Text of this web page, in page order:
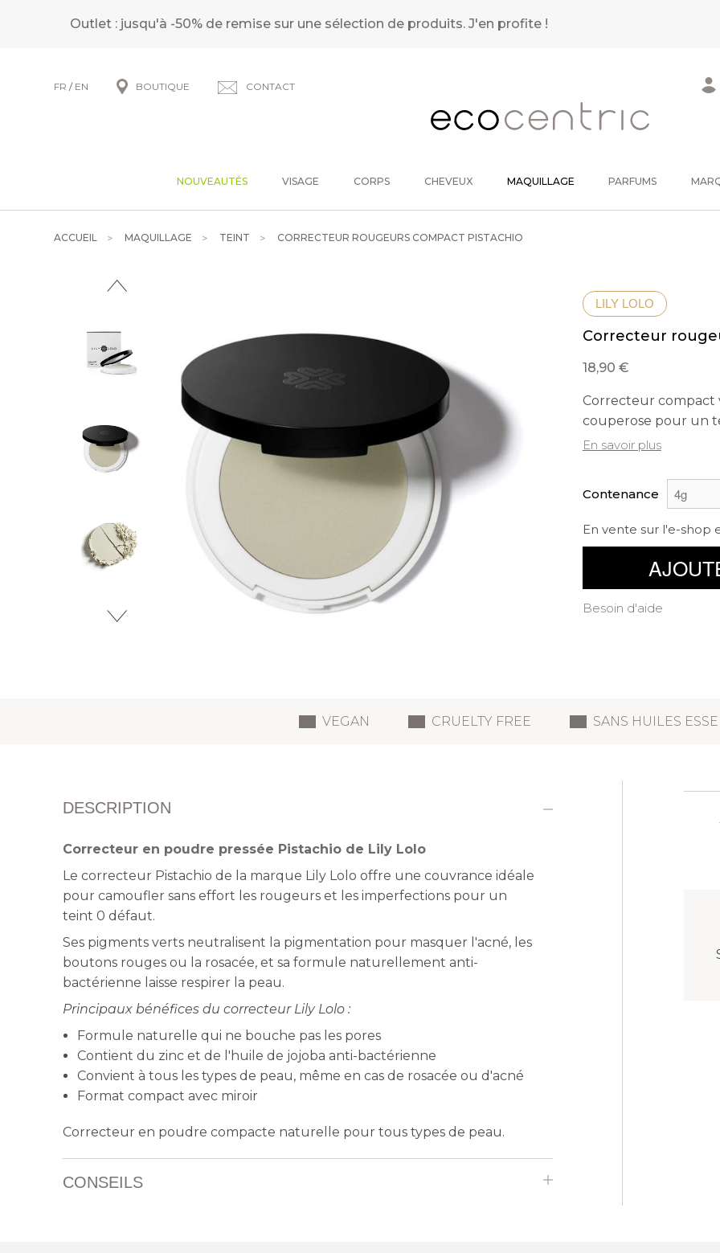
Outlet : jusqu'à -50% de remise sur une sélection de produits.J'en profite !
FR / EN BOUTIQUE CONTACT
NOUVEAUTÉS VISAGE CORPS CHEVEUX MAQUILLAGE PARFUMS
ACCUEIL MAQUILLAGE TEINT CORRECTEUR ROUGEURS COMPACT PISTACHIO
LILY LOLO
Correcteur
18,90
Correcteur compact
couperose pour un
En savoir plus
Contenance
En vente sur l'e-shop
Besoin d'aide
VEGAN CRUELTY FREE SANS HUILES
DESCRIPTION
Correcteur en poudre pressée Pistachio de Lily Lolo
Le correcteur Pistachio de la marque Lily Lolo offre une couvrance idéale
pour camoufler sans effort les rougeurs et les imperfections pour un
teint 0 défaut.
Ses pigments verts neutralisent la pigmentation pour masquer l'acné, les
boutons rouges ou la rosacée, et sa formule naturellement anti-
bactérienne laisse respirer la peau.
Principaux bénéfices du correcteur Lily Lolo :
Formule naturelle qui ne bouche pas les pores
Contient du zinc et de l'huile de jojoba anti-bactérienne
Convient à tous les types de peau, même en cas de rosacée ou d'acné
Format compact avec miroir
Correcteur en poudre compacte naturelle pour tous types de peau.
CONSEILS